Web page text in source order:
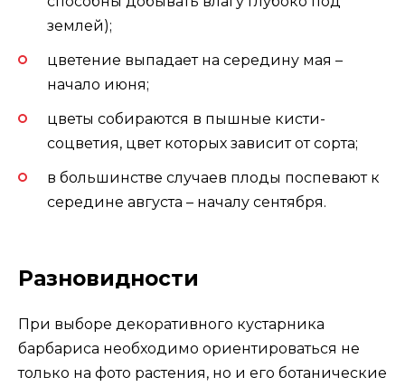
землей);
цветение выпадает на середину мая –
начало июня;
цветы собираются в пышные кисти-
соцветия, цвет которых зависит от сорта;
в большинстве случаев плоды поспевают к
середине августа – началу сентября.
Разновидности
При выборе декоративного кустарника
барбариса необходимо ориентироваться не
только на фото растения, но и его ботанические